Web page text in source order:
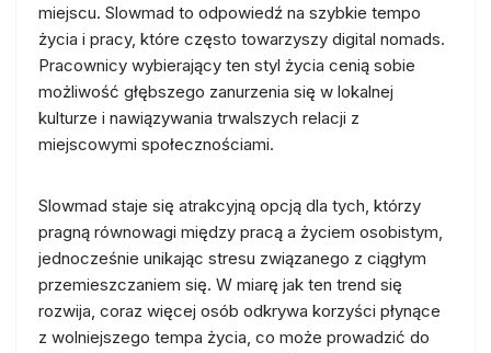
miejscu. Slowmad to odpowiedź na szybkie tempo
życia i pracy, które często towarzyszy digital nomads.
Pracownicy wybierający ten styl życia cenią sobie
możliwość głębszego zanurzenia się w lokalnej
kulturze i nawiązywania trwalszych relacji z
miejscowymi społecznościami.
Slowmad staje się atrakcyjną opcją dla tych, którzy
pragną równowagi między pracą a życiem osobistym,
jednocześnie unikając stresu związanego z ciągłym
przemieszczaniem się. W miarę jak ten trend się
rozwija, coraz więcej osób odkrywa korzyści płynące
z wolniejszego tempa życia, co może prowadzić do